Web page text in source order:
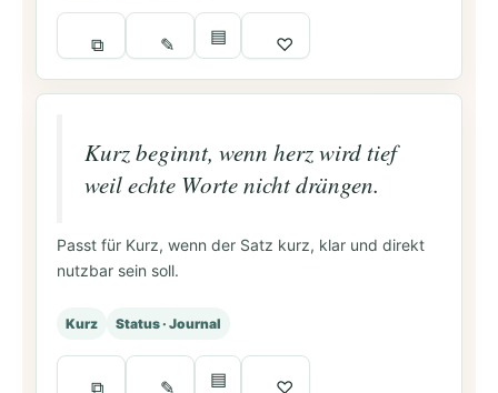
⧉ ✎ ▤ ♡
Kurz beginnt, wenn herz wird tief
weil echte Worte nicht drängen.
Passt für Kurz, wenn der Satz kurz, klar und direkt
nutzbar sein soll.
Kurz Status · Journal
⧉ ✎ ▤ ♡